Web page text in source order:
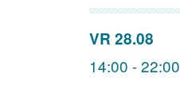
VR 28.08
14:00 - 22:00